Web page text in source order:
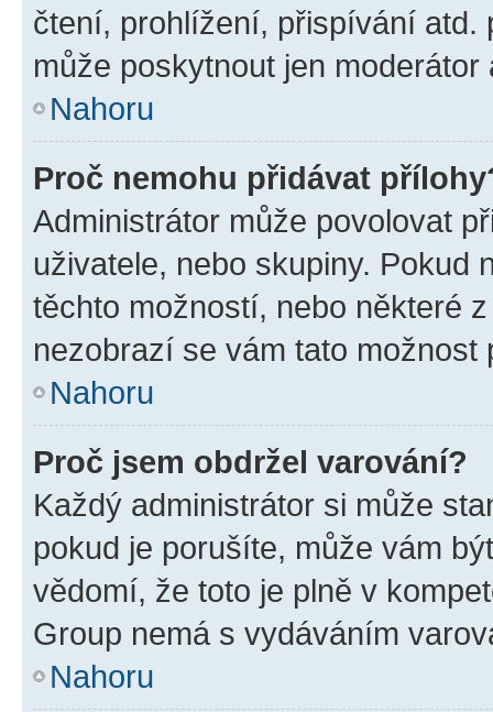
čtení, prohlížení, přispívání atd.
může poskytnout jen
Nahoru
Proč nemohu přidávat
Administrátor může povolovat
uživatele, nebo skupiny. Pokud
těchto možností, nebo některé
nezobrazí se vám tato
Nahoru
Proč jsem obdržel varování?
Každý administrátor si může
pokud je porušíte, může vám
vědomí, že toto je plně v
Group nemá s vydáváním
Nahoru